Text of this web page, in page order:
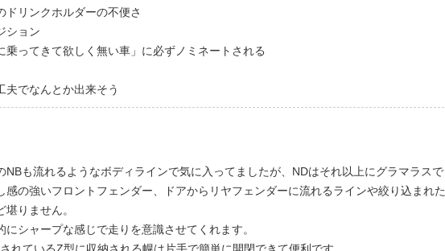
ドリンクホルダーの不便さ
ション
乗ってきて欲しく無い車」に必ずノミネートされる
夫でなんとか出来そう
NBも流れるようなボディラインで気に入ってましたが、NDはそれ以上にグラマラスで
感の強いフロントフェンダー、ドアからリヤフェンダーに流れるラインや絞り込まれた
堪りません。
にシャープな感じで走りを意識させてくれます。